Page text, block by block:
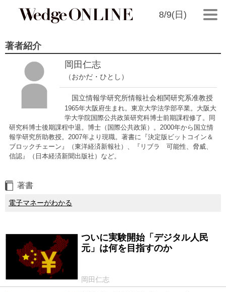
8/9(日)
著者紹介
岡田仁志
（おかだ・ひとし）
国立情報学研究所情報社会相関研究系准教授
1965年大阪府生まれ。東京大学法学部卒業。大阪大
学大学院国際公共政策研究科博士前期課程修了。同
研究科博士後期課程中退。博士（国際公共政策）。2000年から国立情
報学研究所助教授。2007年より現職。著書に『決定版ビットコイン＆
ブロックチェーン』（東洋経済新報社）、『リブラ 可能性、脅威、
信認』（日本経済新聞出版社）など。
著書
電子マネーがわかる
ついに実験開始「デジタル人民
元」は何を目指すのか
岡田仁志